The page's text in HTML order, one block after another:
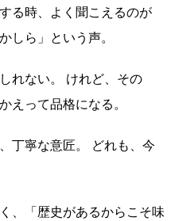
る時、よく聞こえるのが
しら」という声。
れない。 けれど、その
えって品格になる。
丁寧な意匠。 どれも、今
、「歴史があるからこそ味